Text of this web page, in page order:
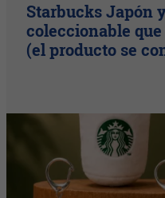
Starbucks Japón
coleccionable
(el producto se